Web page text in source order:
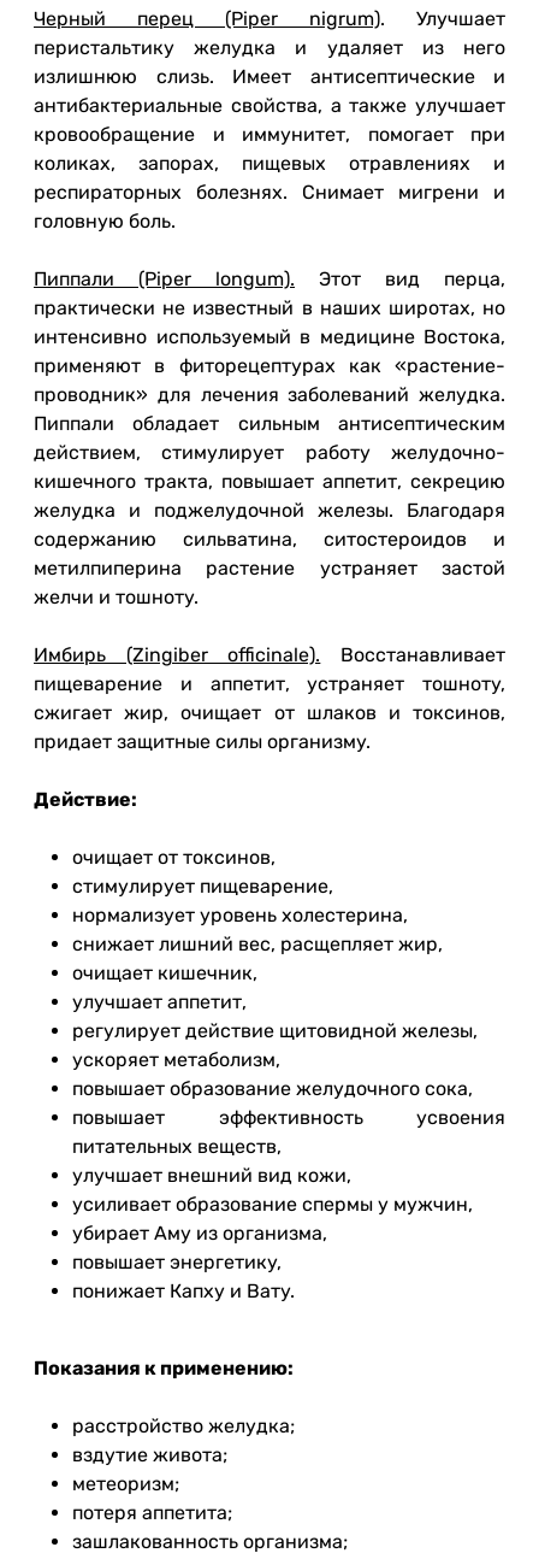
Черный перец (Piper nigrum). Улучшает
перистальтику желудка и удаляет из него
излишнюю слизь. Имеет антисептические и
антибактериальные свойства, а также улучшает
кровообращение и иммунитет, помогает при
коликах, запорах, пищевых отравлениях и
респираторных болезнях. Снимает мигрени и
головную боль.
Пиппали (Piper longum). Этот вид перца,
практически не известный в наших широтах, но
интенсивно используемый в медицине Востока,
применяют в фиторецептурах как «растение-
проводник» для лечения заболеваний желудка.
Пиппали обладает сильным антисептическим
действием, стимулирует работу желудочно-
кишечного тракта, повышает аппетит, секрецию
желудка и поджелудочной железы. Благодаря
содержанию сильватина, ситостероидов и
метилпиперина растение устраняет застой
желчи и тошноту.
Имбирь (Zingiber officinale). Восстанавливает
пищеварение и аппетит, устраняет тошноту,
сжигает жир, очищает от шлаков и токсинов,
придает защитные силы организму.
Действие:
очищает от токсинов,
стимулирует пищеварение,
нормализует уровень холестерина,
снижает лишний вес, расщепляет жир,
очищает кишечник,
улучшает аппетит,
регулирует действие щитовидной железы,
ускоряет метаболизм,
повышает образование желудочного сока,
повышает эффективность усвоения
питательных веществ,
улучшает внешний вид кожи,
усиливает образование спермы у мужчин,
убирает Аму из организма,
повышает энергетику,
понижает Капху и Вату.
Показания к применению:
расстройство желудка;
вздутие живота;
метеоризм;
потеря аппетита;
зашлакованность организма;